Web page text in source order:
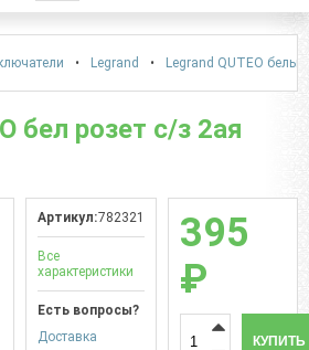
• Legrand • Legrand QUTEO
бел розет с/з 2ая
Артикул:782321
Все
характеристики
Есть вопросы?
Доставка
395
₽
КУПИТЬ